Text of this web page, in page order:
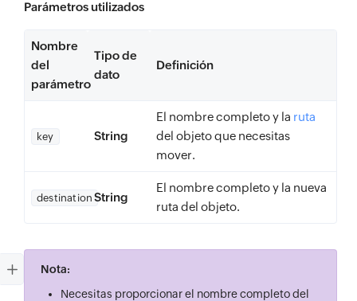
Parámetros utilizados
Nombre
del
parámetro
Tipo de
dato
Definición
key String
El nombre completo y la ruta
del objeto que necesitas
mover.
destination String
El nombre completo y la nueva
ruta del objeto.
Nota:
Necesitas proporcionar el nombre completo del